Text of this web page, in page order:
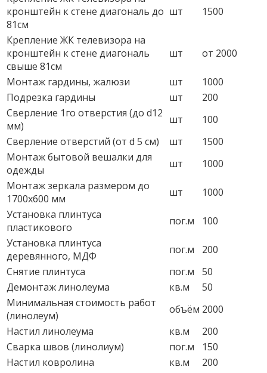
кронштейн к стене диагональ до
81см
шт 1500
Крепление ЖК телевизора на
кронштейн к стене диагональ
свыше 81см
шт от 2000
Монтаж гардины, жалюзи шт
1000
Подрезка гардины
шт
200
Сверление 1го отверстия (до d12
мм)
шт
100
Сверление отверстий (от d 5 см)
шт
1500
Монтаж бытовой вешалки для
одежды
шт
1000
Монтаж зеркала размером до
1700х600 мм
шт
1000
Установка плинтуса
пластикового
пог.м
100
Установка плинтуса
деревянного, МДФ
пог.м
200
Снятие плинтуса
пог.м
50
Демонтаж линолеума
кв.м
50
Минимальная стоимость работ
(линолеум)
объём 2000
Настил линолеума
кв.м
200
Сварка швов (линолиум)
пог.м
150
Настил ковролина
кв.м
200